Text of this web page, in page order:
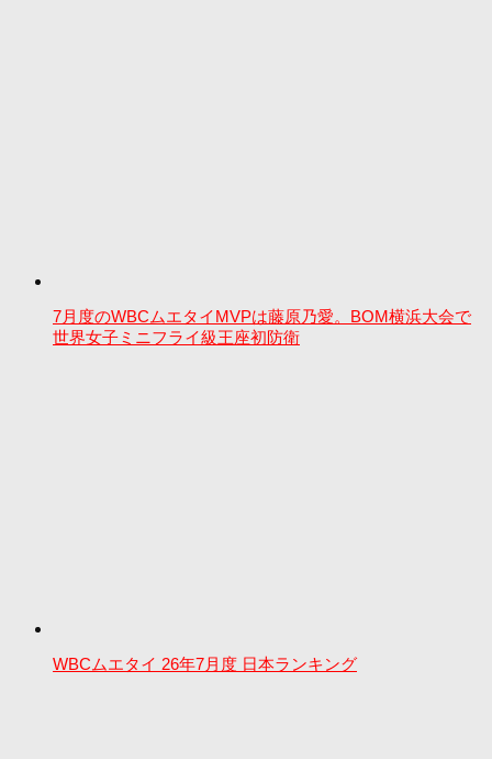
7月度のWBCムエタイMVPは藤原乃愛。BOM横浜大会で
世界女子ミニフライ級王座初防衛
WBCムエタイ 26年7月度 日本ランキング